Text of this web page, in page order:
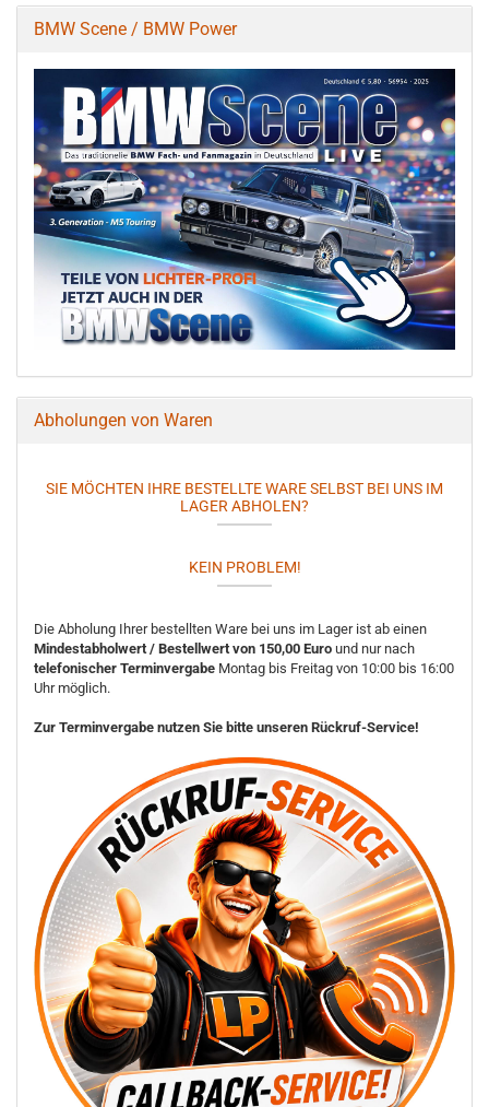
BMW Scene / BMW Power
Abholungen von Waren
SIE MÖCHTEN IHRE BESTELLTE WARE SELBST BEI UNS IM
LAGER ABHOLEN?
KEIN PROBLEM!
Die Abholung Ihrer bestellten Ware bei uns im Lager ist ab einen
Mindestabholwert / Bestellwert von 150,00 Euro und nur nach
telefonischer Terminvergabe Montag bis Freitag von 10:00 bis 16:00
Uhr möglich.
Zur Terminvergabe nutzen Sie bitte unseren Rückruf-Service!